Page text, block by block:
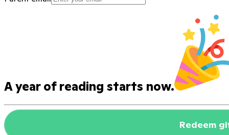
A year of reading starts now.
Redeem